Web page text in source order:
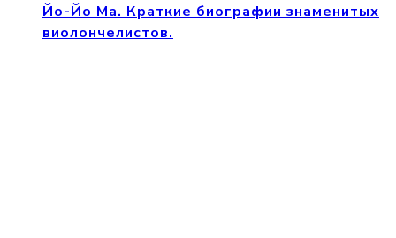
Йо-Йо Ма. Краткие биографии знаменитых
виолончелистов.